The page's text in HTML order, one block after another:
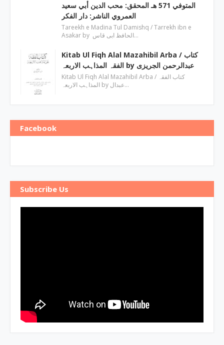
المتوفي 571 هـ المحقق: محب الدين أبي سعيد
العمروي الناشر: دار الفكر
Tareekh e Madina Tul Damishq / Tarrekh ibn e
Asakar by الحافظ ابی قاس…
Kitab Ul Fiqh Alal Mazahibil Arba / کتاب
الفقہ المذاہب الاربعہ by عبدالرحمن الجریزی
Kitab Ul Fiqh Alal Mazahibil Arba / کتاب الفقہ
المذاہب الاربعہ by عبدال…
Facebook
Subscribe Us